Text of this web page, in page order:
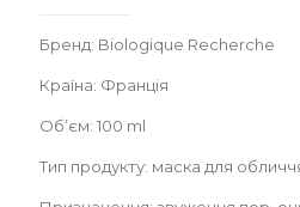
Бренд: Biologique Recherche
Країна: Франція
Об’єм: 100 ml
Тип продукту: маска для